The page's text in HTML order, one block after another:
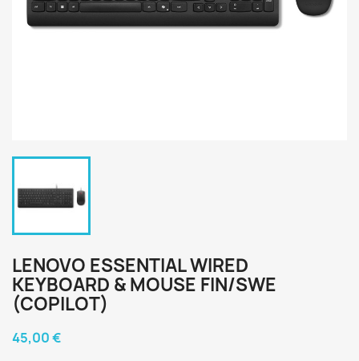
LENOVO ESSENTIAL WIRED
KEYBOARD & MOUSE FIN/SWE
(COPILOT)
45,00 €